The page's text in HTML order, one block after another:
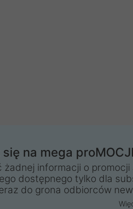
na mega
żadnej informacji o promocji
dostępnego tylko dla
do grona odbiorców